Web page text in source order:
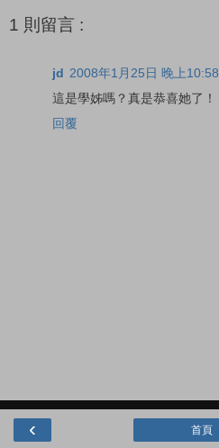
1 則留言 :
jd 2008年1月25日 晚上10:58
這是學姊嗎？真是恭喜她了！
回覆
‹ 首頁